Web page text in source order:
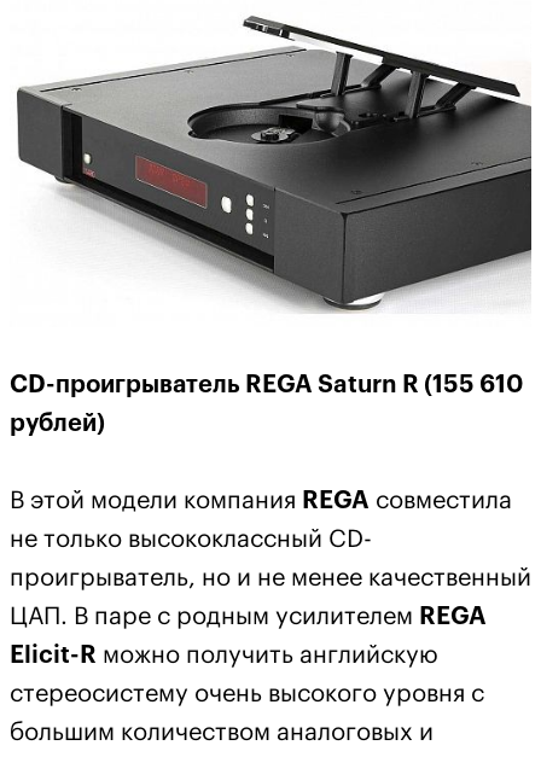
CD-проигрыватель REGA Saturn R (155 610
рублей)
В этой модели компания REGA совместила
не только высококлассный CD-
проигрыватель, но и не менее качественный
ЦАП. В паре с родным усилителем REGA
Elicit-R можно получить английскую
стереосистему очень высокого уровня с
большим количеством аналоговых и